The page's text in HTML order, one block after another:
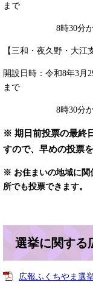
まで
8時30分から
【三和・夜久野・大江
開設日時：令和8年3月
まで
8時30分から
※ 期日前投票の最終
すので、早めの投票
※ お住まいの地域に関
所でも投票できます。
選挙に関する
広報ふくちやま選